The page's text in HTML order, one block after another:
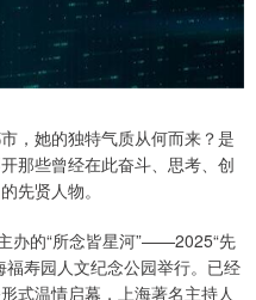
，她的独特气质从何而来？是
那些曾经在此奋斗、思考、创
先贤人物。
办的“所念皆星河”——2025“先
寿园人文纪念公园举行。已经
式温情启幕，上海著名主持人